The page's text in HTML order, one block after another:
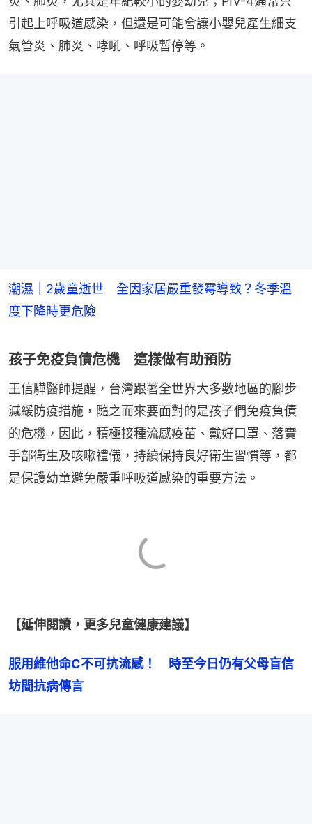
引起上呼吸道感染，但還是可能會讓小嬰兒產生細支
氣管炎、肺炎、哮吼、呼吸暫停等。
潮濕｜2歲童逝世 全因家居嚴重發霉導致？冬季溫
度下降時更危險
孩子免疫負債危機 這樣做有助預防
王信驊醫師提醒，台灣跟著全世界大多數地區的腳步
減緩防疫措施，隨之而來要面對的是孩子們免疫負債
的危機，因此，積極接種流感疫苗、戴好口罩、落實
手部衛生及咳嗽禮儀，持續保持良好衛生習慣等，都
是保護幼童避免嚴重呼吸道感染的重要方法。
【延伸閱讀，更多兒童健康建議】
服用維他命C不可抗流感！　時至今日仍有父母盲信
坊間抗病傳言